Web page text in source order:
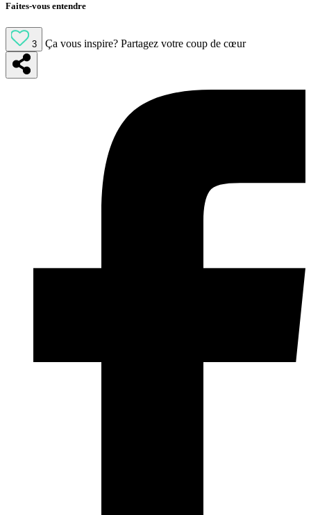
Faites-vous entendre
3 Ça vous inspire? Partagez votre coup de cœur